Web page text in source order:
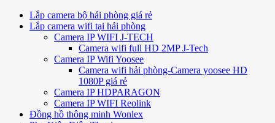
Lắp camera bộ hải phòng giá rẻ
Lắp camera wifi tại hải phòng
Camera IP WIFI J-TECH
Camera wifi full HD 2MP J-Tech
Camera IP Wifi Yoosee
Camera wifi hải phòng-Camera yoosee HD
1080P giá rẻ
Camera IP HDPARAGON
Camera IP WIFI Reolink
Đồng hồ thông minh Wonlex